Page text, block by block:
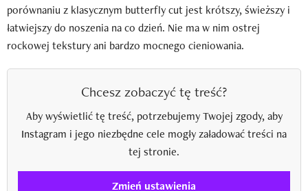
porównaniu z klasycznym butterfly cut jest krótszy, świeższy i
łatwiejszy do noszenia na co dzień. Nie ma w nim ostrej
rockowej tekstury ani bardzo mocnego cieniowania.
Chcesz zobaczyć tę treść?
Aby wyświetlić tę treść, potrzebujemy Twojej zgody, aby
Instagram i jego niezbędne cele mogły załadować treści na
tej stronie.
Zmień ustawienia